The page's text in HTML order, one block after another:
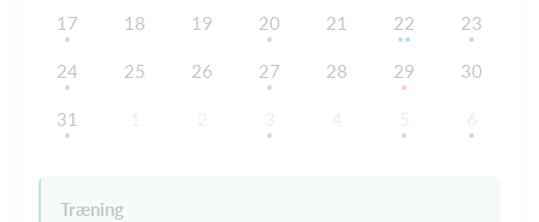
17 18 19 20 21 22 23
24 25 26 27 28 29 30
31
Træning